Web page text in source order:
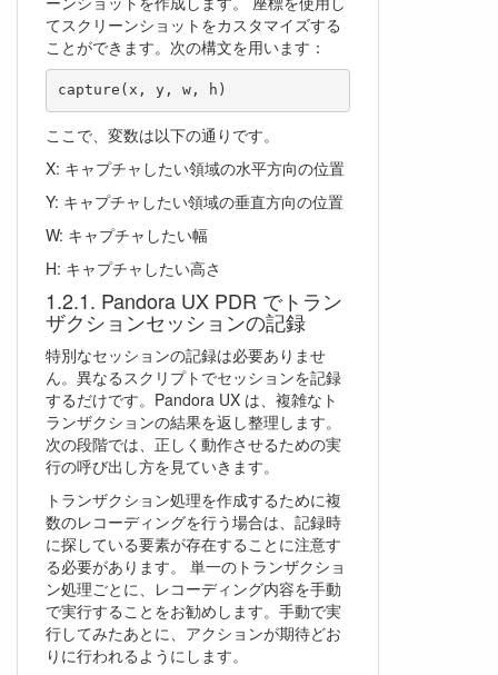
てスクリーンショットをカスタマイズする
ことができます。次の構文を用います：
ここで、変数は以下の通りです。
X: キャプチャしたい領域の水平方向の位置
Y: キャプチャしたい領域の垂直方向の位置
W: キャプチャしたい幅
H: キャプチャしたい高さ
Pandora UX PDR でトラン
ザクションセッションの記録
特別なセッションの記録は必要ありませ
ん。異なるスクリプトでセッションを記録
するだけです。Pandora UX は、複雑なト
ランザクションの結果を返し整理します。
次の段階では、正しく動作させるための実
行の呼び出し方を見ていきます。
トランザクション処理を作成するために複
数のレコーディングを行う場合は、記録時
に探している要素が存在することに注意す
る必要があります。 単一のトランザクショ
ン処理ごとに、レコーディング内容を手動
で実行することをお勧めします。手動で実
行してみたあとに、アクションが期待どお
りに行われるようにします。